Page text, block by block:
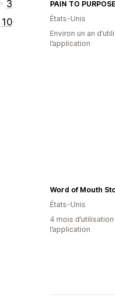
3
10
PAIN TO PURPOSE
États-Unis
Environ un an
l’application
Word of Mouth
États-Unis
4 mois
l’application